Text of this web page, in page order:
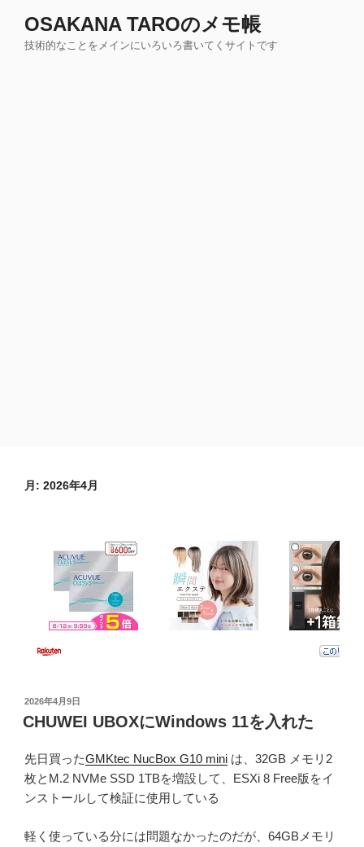
OSAKANA TAROのメモ帳
技術的なことをメインにいろいろ書いてくサイトです
月: 2026年4月
投
稿
日:
2026年4月9日
CHUWEI UBOXにWindows 11を入れた
先日買ったGMKtec NucBox G10 mini は、32GB メモリ2
枚とM.2 NVMe SSD 1TBを増設して、ESXi 8 Free版をイ
ンストールして検証に使用している
軽く使っている分には問題なかったのだが、64GBメモリ